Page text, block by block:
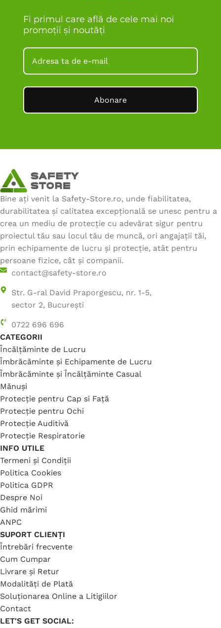
Fi primul care află de cele mai noi
promoții și noutăți
Abonare
Bine ați venit la Safety-Store.ro, unde fiabilitatea,
durabilitatea și calitatea excepțională se unesc pentru a
crea un mediu de protecție cu adevărat sigur pentru
proiectul tău sau locul tău de muncă, ori angajații tăi,
prin echipamente de lucru și protecție, atât pentru
persoane fizice, cât și companii.
contact@safety-store.ro
Str. G-ral David Praporgescu, nr. 1-5,
sector 2, București
0722 696 696
CATEGORII
Încălțăminte de Lucru
Îmbrăcăminte și Echipamente de Lucru
Îmbrăcăminte și Încălțăminte Casual
Mănuși
Protecție pentru Cap si Față
Protecție pentru Ochi
Protecție Auditivă
Protecție Respiratorie
INFO UTILE
Termeni și Condiții
Politica Cookies
Politica GDPR
Despre Noi
Ghid mărimi
ANPC
SUPORT CLIENȚI
Întrebări frecvente
Cum Cumpar
Livrare și Retur
Modalități de Plată
Soluționarea Online a Litigiilor
Contact
LET'S GET SOCIAL: